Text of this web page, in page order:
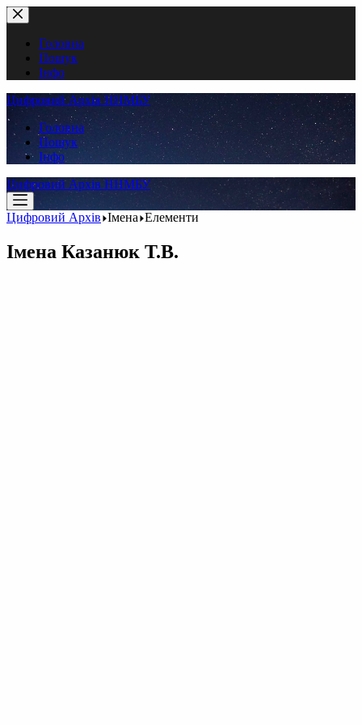
Перейти
до
вмістуГоловна
Пошук
Інфо
Цифровий Архів ННМБУ
Головна
Пошук
Інфо
Цифровий Архів ННМБУ
Цифровий Архів Імена Елементи
Імена Казанюк Т.В.